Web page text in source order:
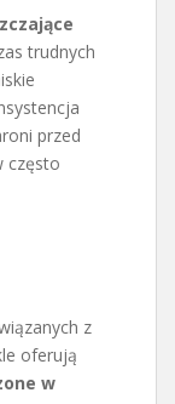
trudnych
przed
często
z
oferują
w